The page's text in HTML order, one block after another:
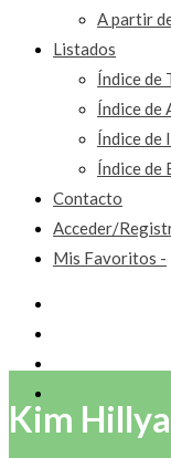
A partir
Listados
Índice de
Índice de
Índice de
Índice de
Contacto
Acceder/
Mis Favoritos -
Kim